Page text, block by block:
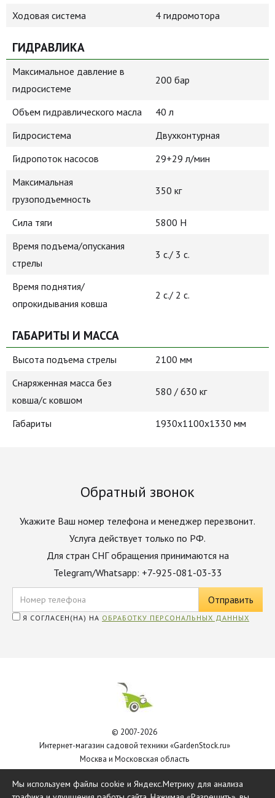
Ходовая система
4 гидромотора
ГИДРАВЛИКА
Максимальное давление в
гидросистеме
200 бар
Объем гидравлического масла
40 л
Гидросистема
Двухконтурная
Гидропоток насосов
29+29 л/мин
Максимальная
грузоподъемность
350 кг
Сила тяги
5800 Н
Время подъема/опускания
стрелы
3 с./ 3 с.
Время поднятия/
опрокидывания ковша
2 с./ 2 с.
ГАБАРИТЫ И МАССА
Высота подъема стрелы
2100 мм
Снаряженная масса без
ковша/с ковшом
580 / 630 кг
Габариты 1930x1100x1330 мм
Обратный звонок
Укажите Ваш номер телефона и менеджер перезвонит.
Услуга действует только по РФ.
Для стран СНГ обращения принимаются на
Telegram/Whatsapp: +7-925-081-03-33
Я СОГЛАСЕН(НА) НА ОБРАБОТКУ ПЕРСОНАЛЬНЫХ ДАННЫХ
© 2007-2026
Интернет-магазин садовой техники «GardenStock.ru»
Москва и Московская область
Мы используем файлы cookie и Яндекс.Метрику для анализа